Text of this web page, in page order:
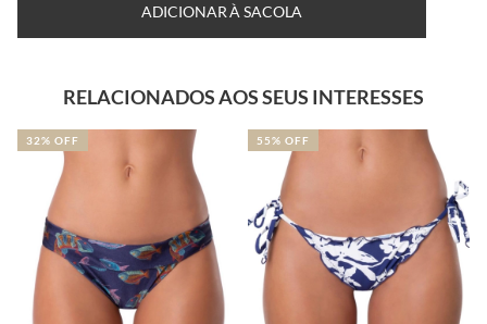
ADICIONAR À SACOLA
RELACIONADOS AOS SEUS INTERESSES
32% OFF 55% OFF